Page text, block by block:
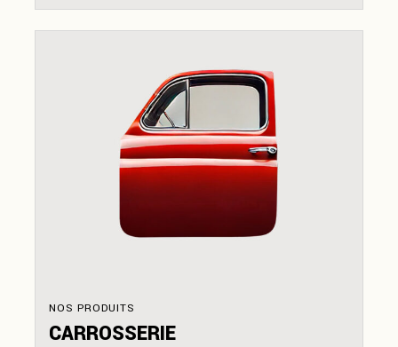
NOS PRODUITS
CARROSSERIE